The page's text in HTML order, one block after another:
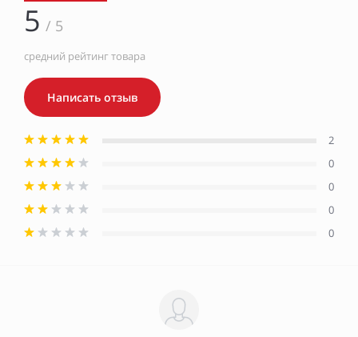
5 / 5
средний рейтинг товара
Написать отзыв
2
0
0
0
0